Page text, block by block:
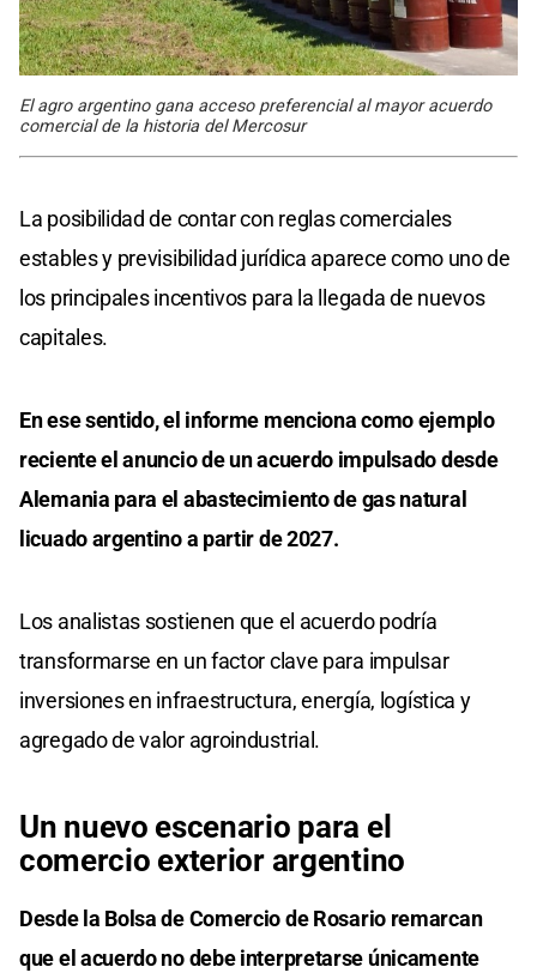
El agro argentino gana acceso preferencial al mayor acuerdo
comercial de la historia del Mercosur
La posibilidad de contar con reglas comerciales
estables y previsibilidad jurídica aparece como uno de
los principales incentivos para la llegada de nuevos
capitales.
En ese sentido, el informe menciona como ejemplo
reciente el anuncio de un acuerdo impulsado desde
Alemania para el abastecimiento de gas natural
licuado argentino a partir de 2027.
Los analistas sostienen que el acuerdo podría
transformarse en un factor clave para impulsar
inversiones en infraestructura, energía, logística y
agregado de valor agroindustrial.
Un nuevo escenario para el
comercio exterior argentino
Desde la Bolsa de Comercio de Rosario remarcan
que el acuerdo no debe interpretarse únicamente